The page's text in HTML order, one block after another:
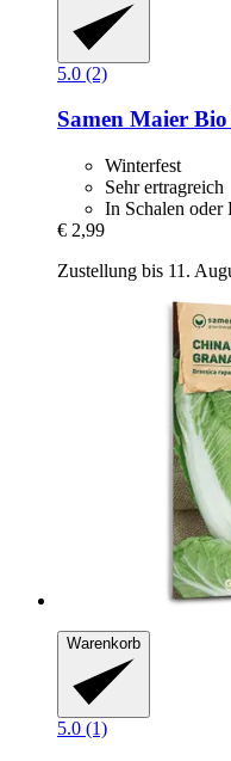
5.0 (2)
Samen Maier
Winterfest
Sehr ertragreich
In Schalen oder
€ 2,99
Zustellung bis 11.
Warenkorb
5.0 (1)